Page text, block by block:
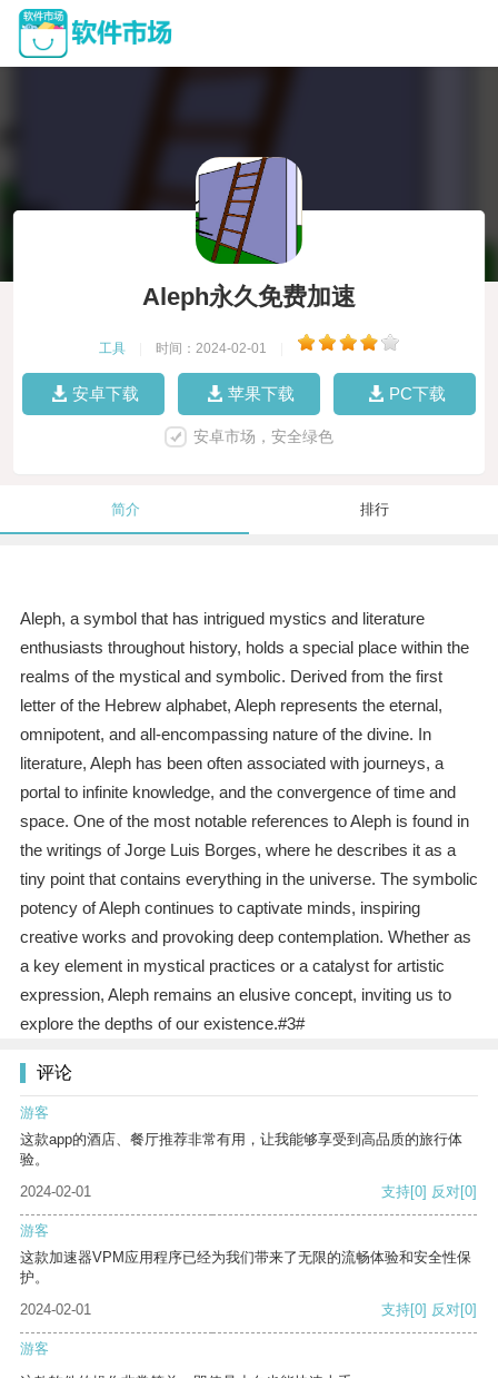
Aleph永久免费加速
工具 时间：2024-02-01
安卓下载 苹果下载 PC下载
安卓市场，安全绿色
简介 排行
Aleph, a symbol that has intrigued mystics and literature
enthusiasts throughout history, holds a special place within the
realms of the mystical and symbolic. Derived from the first
letter of the Hebrew alphabet, Aleph represents the eternal,
omnipotent, and all-encompassing nature of the divine. In
literature, Aleph has been often associated with journeys, a
portal to infinite knowledge, and the convergence of time and
space. One of the most notable references to Aleph is found in
the writings of Jorge Luis Borges, where he describes it as a
tiny point that contains everything in the universe. The symbolic
potency of Aleph continues to captivate minds, inspiring
creative works and provoking deep contemplation. Whether as
a key element in mystical practices or a catalyst for artistic
expression, Aleph remains an elusive concept, inviting us to
explore the depths of our existence.#3#
评论
游客
这款app的酒店、餐厅推荐非常有用，让我能够享受到高品质的旅行体
验。
2024-02-01
支持[0] 反对[0]
游客
这款加速器VPM应用程序已经为我们带来了无限的流畅体验和安全性保
护。
2024-02-01
支持[0] 反对[0]
游客